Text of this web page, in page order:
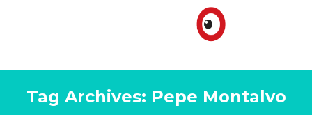
Tag Archives: Pepe Montalvo